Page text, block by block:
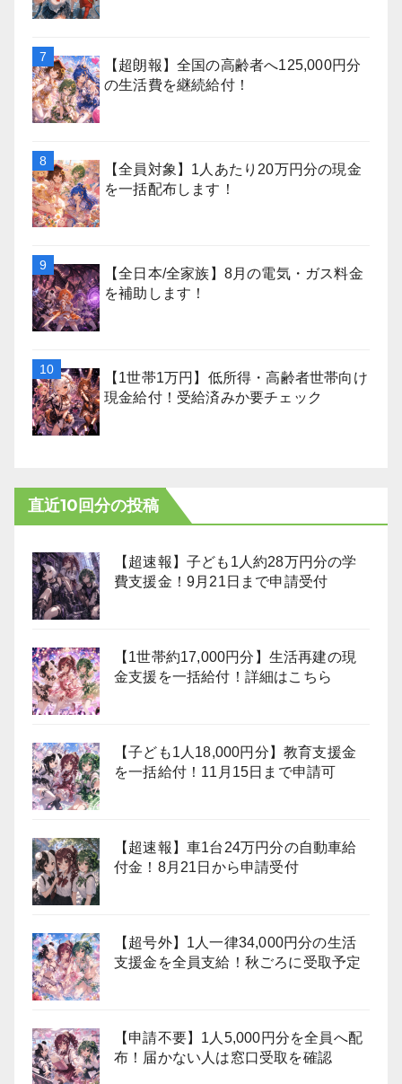
【超朗報】全国の高齢者へ125,000円分
の生活費を継続給付！
【全員対象】1人あたり20万円分の現金
を一括配布します！
【全日本/全家族】8月の電気・ガス料金
を補助します！
【1世帯1万円】低所得・高齢者世帯向け
現金給付！受給済みか要チェック
直近10回分の投稿
【超速報】子ども1人約28万円分の学
費支援金！9月21日まで申請受付
【1世帯約17,000円分】生活再建の現
金支援を一括給付！詳細はこちら
【子ども1人18,000円分】教育支援金
を一括給付！11月15日まで申請可
【超速報】車1台24万円分の自動車給
付金！8月21日から申請受付
【超号外】1人一律34,000円分の生活
支援金を全員支給！秋ごろに受取予定
【申請不要】1人5,000円分を全員へ配
布！届かない人は窓口受取を確認